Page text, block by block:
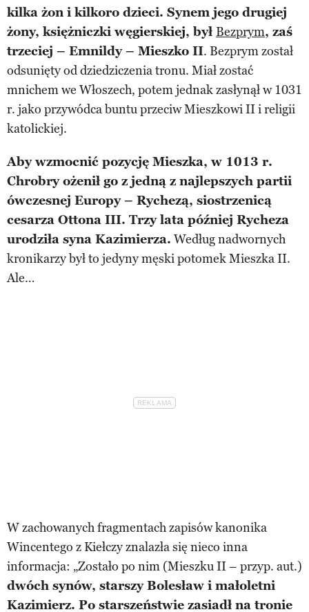
kilka żon i kilkoro dzieci. Synem jego drugiej
żony, księżniczki węgierskiej, był Bezprym, zaś
trzeciej – Emnildy – Mieszko II. Bezprym został
odsunięty od dziedziczenia tronu. Miał zostać
mnichem we Włoszech, potem jednak zasłynął w 1031
r. jako przywódca buntu przeciw Mieszkowi II i religii
katolickiej.
Aby wzmocnić pozycję Mieszka, w 1013 r.
Chrobry ożenił go z jedną z najlepszych partii
ówczesnej Europy – Rychezą, siostrzenicą
cesarza Ottona III. Trzy lata później Rycheza
urodziła syna Kazimierza. Według nadwornych
kronikarzy był to jedyny męski potomek Mieszka II.
Ale…
W zachowanych fragmentach zapisów kanonika
Wincentego z Kiełczy znalazła się nieco inna
informacja: „Zostało po nim (Mieszku II – przyp. aut.)
dwóch synów, starszy Bolesław i małoletni
Kazimierz. Po starszeństwie zasiadł na tronie